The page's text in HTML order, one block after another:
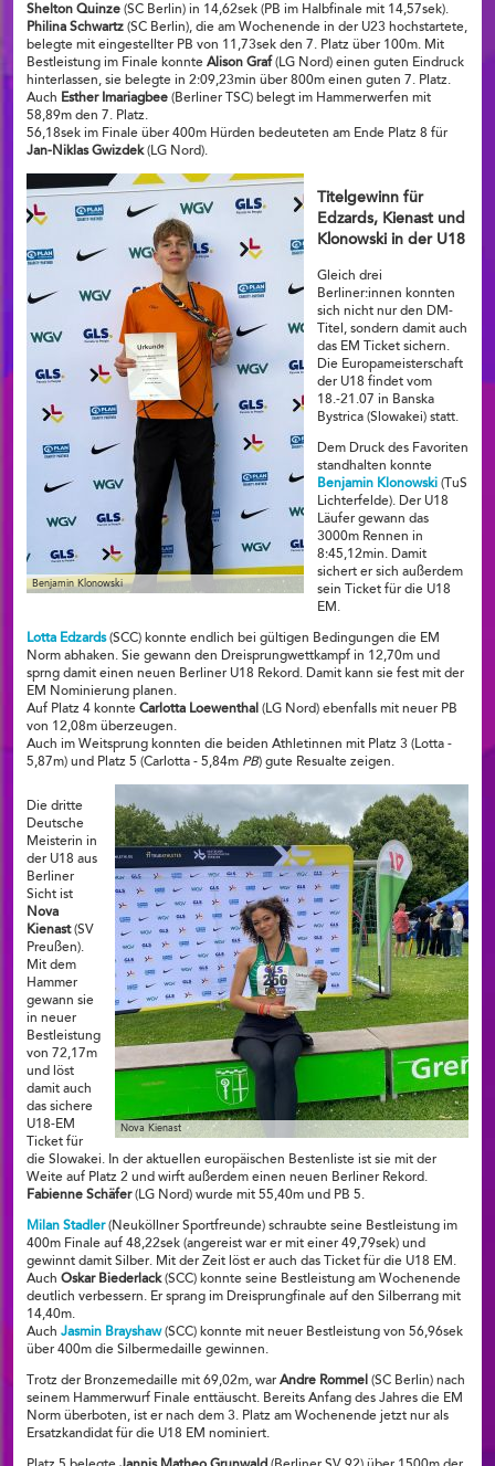
Shelton Quinze (SC Berlin) in 14,62sek (PB im Halbfinale mit 14,57sek).
Philina Schwartz (SC Berlin), die am Wochenende in der U23 hochstartete,
belegte mit eingestellter PB von 11,73sek den 7. Platz über 100m. Mit
Bestleistung im Finale konnte Alison Graf (LG Nord) einen guten Eindruck
hinterlassen, sie belegte in 2:09,23min über 800m einen guten 7. Platz.
Auch Esther Imariagbee (Berliner TSC) belegt im Hammerwerfen mit
58,89m den 7. Platz.
56,18sek im Finale über 400m Hürden bedeuteten am Ende Platz 8 für
Jan-Niklas Gwizdek(LG Nord).
Benjamin Klonowski
Titelgewinn für
Edzards, Kienast und
Klonowski in der U18
Gleich drei
Berliner:innen konnten
sich nicht nur den DM-
Titel, sondern damit auch
das EM Ticket sichern.
Die Europameisterschaft
der U18 findet vom
18.-21.07 in Banska
Bystrica (Slowakei) statt.
Dem Druck des Favoriten
standhalten konnte
Benjamin Klonowski (TuS
Lichterfelde). Der U18
Läufer gewann das
3000m Rennen in
8:45,12min. Damit
sichert er sich außerdem
sein Ticket für die U18
EM.
Lotta Edzards(SCC) konnte endlich bei gültigen Bedingungen die EM
Norm abhaken. Sie gewann den Dreisprungwettkampf in 12,70m und
sprng damit einen neuen Berliner U18 Rekord. Damit kann sie fest mit der
EM Nominierung planen.
Auf Platz 4 konnte Carlotta Loewenthal (LG Nord) ebenfalls mit neuer PB
von 12,08m überzeugen.
Auch im Weitsprung konnten die beiden Athletinnen mit Platz 3 (Lotta -
5,87m) und Platz 5 (Carlotta - 5,84m PB) gute Resualte zeigen.
Nova Kienast
Die dritte
Deutsche
Meisterin in
der U18 aus
Berliner
Sicht ist
Nova
Kienast(SV
Preußen).
Mit dem
Hammer
gewann sie
in neuer
Bestleistung
von 72,17m
und löst
damit auch
das sichere
U18-EM
Ticket für
die Slowakei. In der aktuellen europäischen Bestenliste ist sie mit der
Weite auf Platz 2 und wirft außerdem einen neuen Berliner Rekord.
Fabienne Schäfer(LG Nord) wurde mit 55,40m und PB 5.
Milan Stadler(Neuköllner Sportfreunde) schraubte seine Bestleistung im
400m Finale auf 48,22sek (angereist war er mit einer 49,79sek) und
gewinnt damit Silber. Mit der Zeit löst er auch das Ticket für die U18 EM.
Auch Oskar Biederlack(SCC) konnte seine Bestleistung am Wochenende
deutlich verbessern. Er sprang im Dreisprungfinale auf den Silberrang mit
14,40m.
Auch Jasmin Brayshaw(SCC) konnte mit neuer Bestleistung von 56,96sek
über 400m die Silbermedaille gewinnen.
Trotz der Bronzemedaille mit 69,02m, war Andre Rommel (SC Berlin) nach
seinem Hammerwurf Finale enttäuscht. Bereits Anfang des Jahres die EM
Norm überboten, ist er nach dem 3. Platz am Wochenende jetzt nur als
Ersatzkandidat für die U18 EM nominiert.